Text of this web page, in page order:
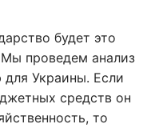
будет это
проведем анализ
Украины. Если
средств он
то